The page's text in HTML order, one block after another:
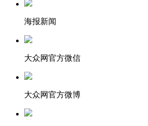
海报新闻
大众网官方微信
大众网官方微博